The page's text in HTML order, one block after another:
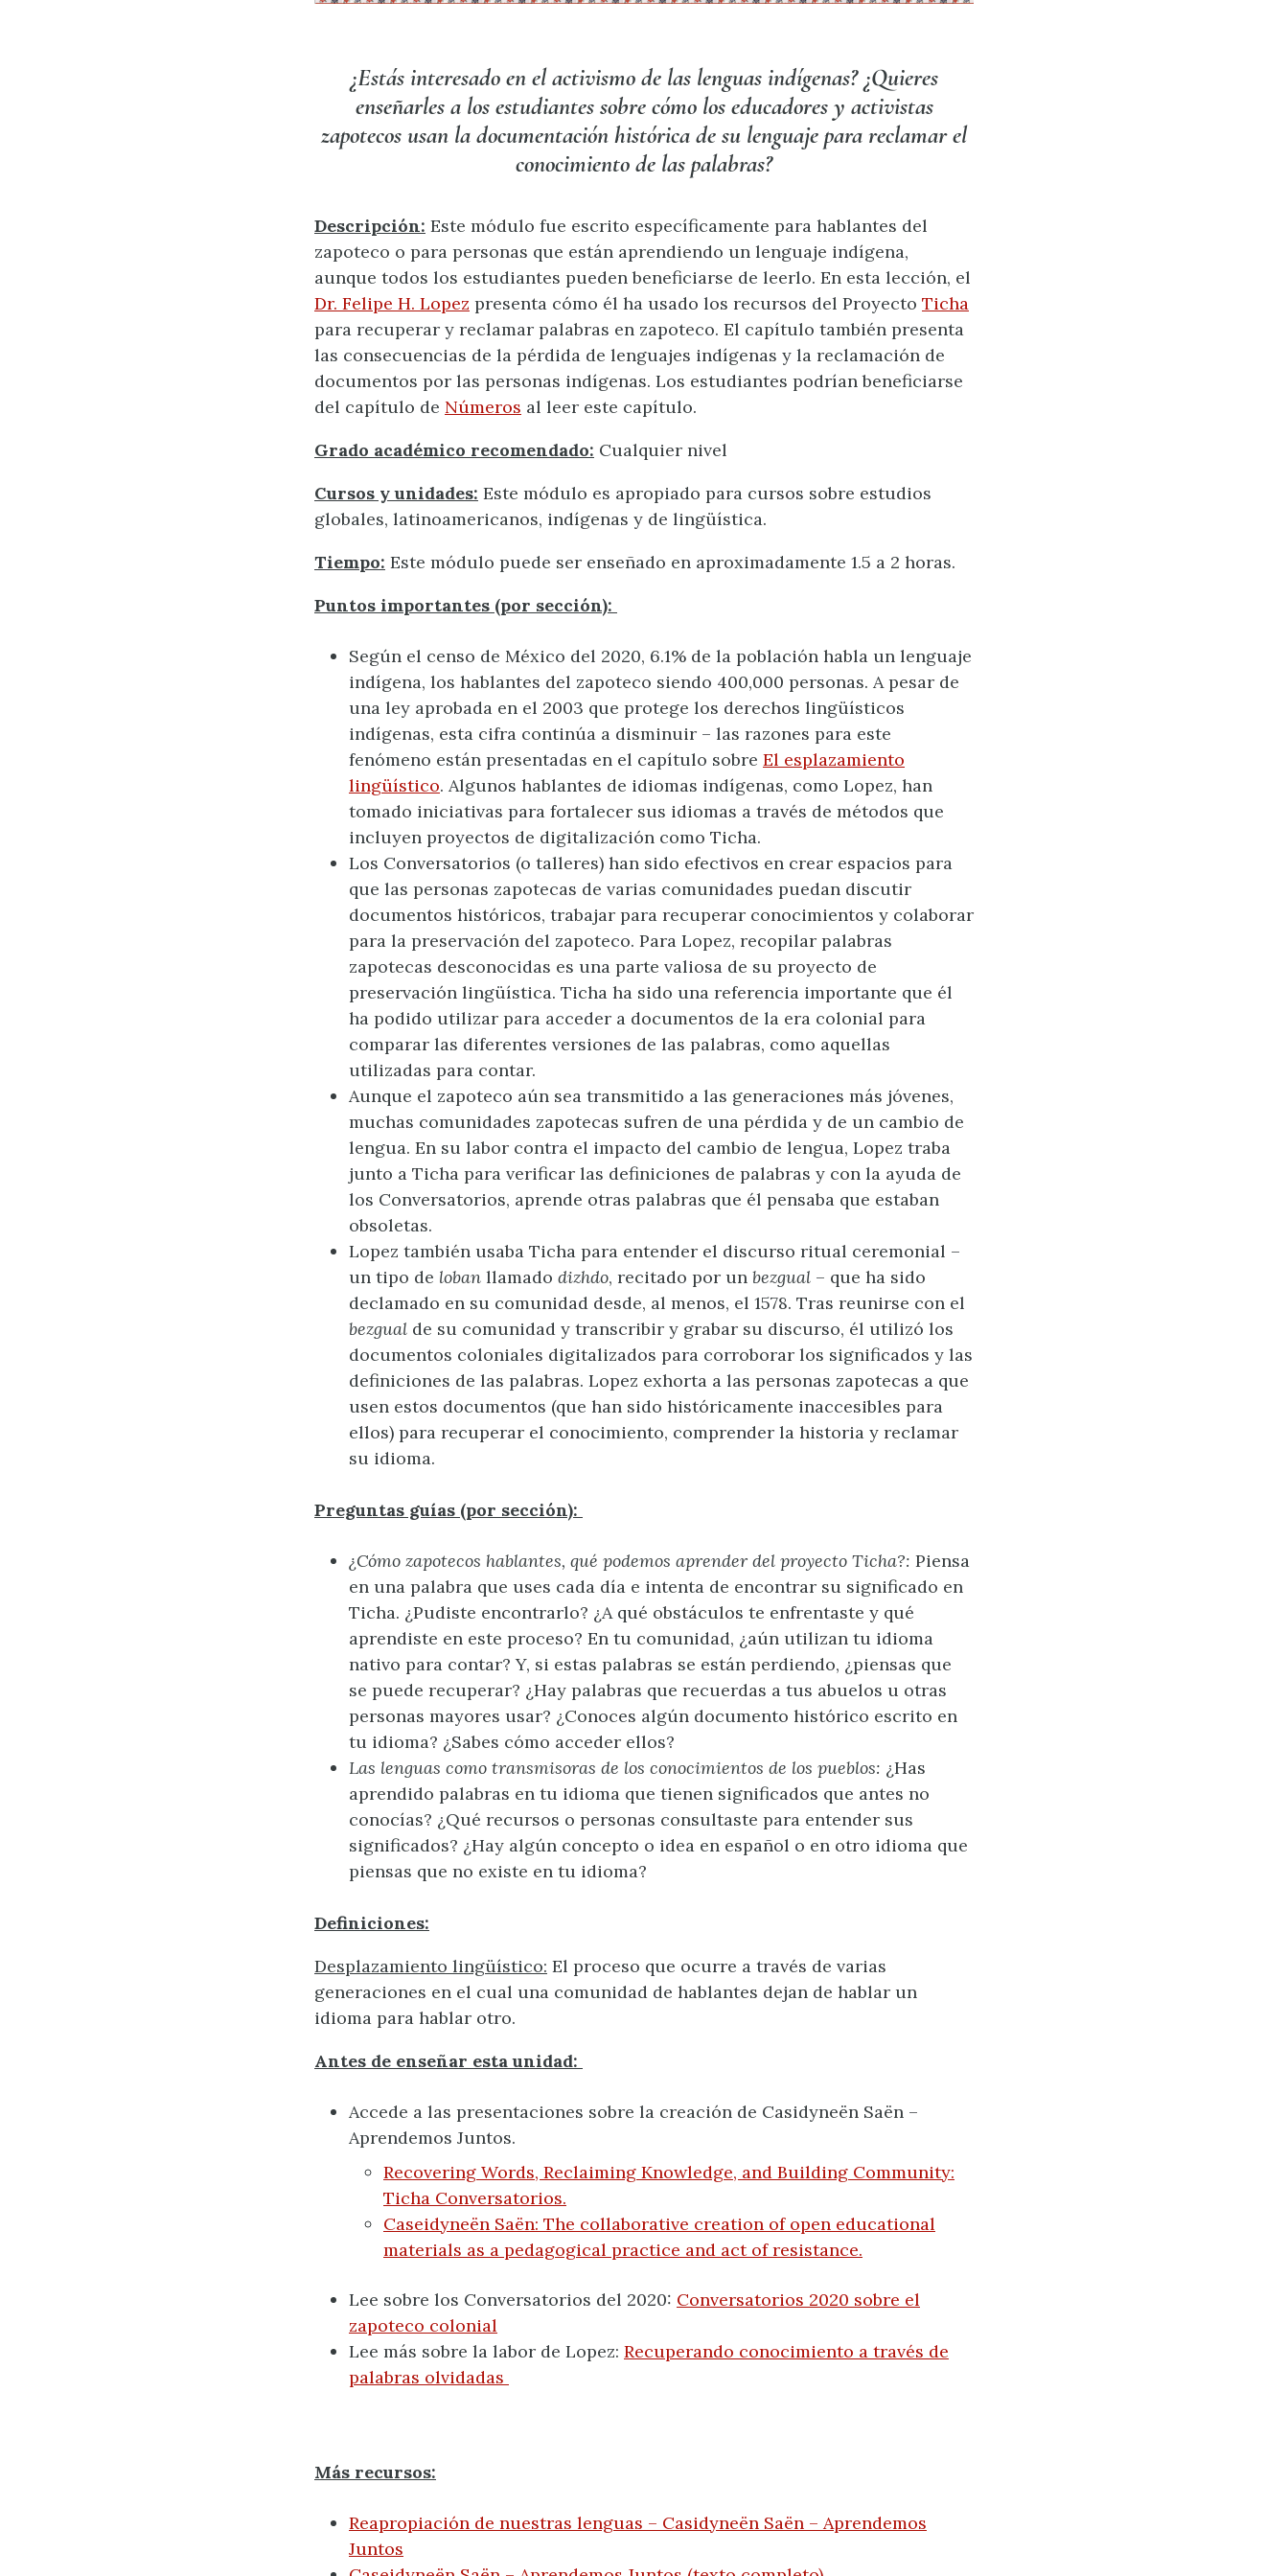
¿Estás interesado en el activismo de las lenguas indígenas? ¿Quieres
enseñarles a los estudiantes sobre cómo los educadores y activistas
zapotecos usan la documentación histórica de su lenguaje para reclamar el
conocimiento de las palabras?
Descripción: Este módulo fue escrito específicamente para hablantes del
zapoteco o para personas que están aprendiendo un lenguaje indígena,
aunque todos los estudiantes pueden beneficiarse de leerlo. En esta lección, el
Dr. Felipe H. Lopez presenta cómo él ha usado los recursos del Proyecto Ticha
para recuperar y reclamar palabras en zapoteco. El capítulo también presenta
las consecuencias de la pérdida de lenguajes indígenas y la reclamación de
documentos por las personas indígenas. Los estudiantes podrían beneficiarse
del capítulo de Números al leer este capítulo.
Grado académico recomendado: Cualquier nivel
Cursos y unidades: Este módulo es apropiado para cursos sobre estudios
globales, latinoamericanos, indígenas y de lingüística.
Tiempo: Este módulo puede ser enseñado en aproximadamente 1.5 a 2 horas.
Puntos importantes (por sección):
Según el censo de México del 2020, 6.1% de la población habla un lenguaje
indígena, los hablantes del zapoteco siendo 400,000 personas. A pesar de
una ley aprobada en el 2003 que protege los derechos lingüísticos
indígenas, esta cifra continúa a disminuir – las razones para este
fenómeno están presentadas en el capítulo sobre El esplazamiento
lingüístico. Algunos hablantes de idiomas indígenas, como Lopez, han
tomado iniciativas para fortalecer sus idiomas a través de métodos que
incluyen proyectos de digitalización como Ticha.
Los Conversatorios (o talleres) han sido efectivos en crear espacios para
que las personas zapotecas de varias comunidades puedan discutir
documentos históricos, trabajar para recuperar conocimientos y colaborar
para la preservación del zapoteco. Para Lopez, recopilar palabras
zapotecas desconocidas es una parte valiosa de su proyecto de
preservación lingüística. Ticha ha sido una referencia importante que él
ha podido utilizar para acceder a documentos de la era colonial para
comparar las diferentes versiones de las palabras, como aquellas
utilizadas para contar.
Aunque el zapoteco aún sea transmitido a las generaciones más jóvenes,
muchas comunidades zapotecas sufren de una pérdida y de un cambio de
lengua. En su labor contra el impacto del cambio de lengua, Lopez traba
junto a Ticha para verificar las definiciones de palabras y con la ayuda de
los Conversatorios, aprende otras palabras que él pensaba que estaban
obsoletas.
Lopez también usaba Ticha para entender el discurso ritual ceremonial –
un tipo de loban llamado dizhdo, recitado por un bezgual – que ha sido
declamado en su comunidad desde, al menos, el 1578. Tras reunirse con el
bezgual de su comunidad y transcribir y grabar su discurso, él utilizó los
documentos coloniales digitalizados para corroborar los significados y las
definiciones de las palabras. Lopez exhorta a las personas zapotecas a que
usen estos documentos (que han sido históricamente inaccesibles para
ellos) para recuperar el conocimiento, comprender la historia y reclamar
su idioma.
Preguntas guías (por sección):
¿Cómo zapotecos hablantes, qué podemos aprender del proyecto Ticha?: Piensa
en una palabra que uses cada día e intenta de encontrar su significado en
Ticha. ¿Pudiste encontrarlo? ¿A qué obstáculos te enfrentaste y qué
aprendiste en este proceso? En tu comunidad, ¿aún utilizan tu idioma
nativo para contar? Y, si estas palabras se están perdiendo, ¿piensas que
se puede recuperar? ¿Hay palabras que recuerdas a tus abuelos u otras
personas mayores usar? ¿Conoces algún documento histórico escrito en
tu idioma? ¿Sabes cómo acceder ellos?
Las lenguas como transmisoras de los conocimientos de los pueblos: ¿Has
aprendido palabras en tu idioma que tienen significados que antes no
conocías? ¿Qué recursos o personas consultaste para entender sus
significados? ¿Hay algún concepto o idea en español o en otro idioma que
piensas que no existe en tu idioma?
Definiciones:
Desplazamiento lingüístico: El proceso que ocurre a través de varias
generaciones en el cual una comunidad de hablantes dejan de hablar un
idioma para hablar otro.
Antes de enseñar esta unidad:
Accede a las presentaciones sobre la creación de Casidyneën Saën –
Aprendemos Juntos.
Recovering Words, Reclaiming Knowledge, and Building Community:
Ticha Conversatorios.
Caseidyneën Saën: The collaborative creation of open educational
materials as a pedagogical practice and act of resistance.
Lee sobre los Conversatorios del 2020: Conversatorios 2020 sobre el
zapoteco colonial
Lee más sobre la labor de Lopez: Recuperando conocimiento a través de
palabras olvidadas
Más recursos:
Reapropiación de nuestras lenguas – Casidyneën Saën – Aprendemos
Juntos